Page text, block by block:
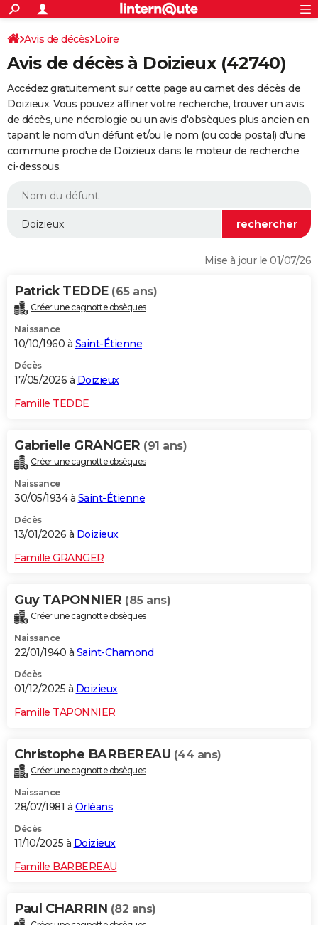
ACTUALITÉS
Politique
Société
Faits Divers
Education
Monde
Villes
+
SPORT
Coupe du monde 2026
Football
Tennis
Cyclisme
Rugby
Forum
Programme TV
TNT
Streaming
Cinéma
Sorties cinéma
Musique
+
FINANCE
Retraite
Epargne
Immobilier
Risques naturels par ville
Assurance
AUTO
Essais
Réserver un essai
Citadines
Berlines
SUV
Forum auto
+HIGH-TECH
BRICOLAGE
WEEK-END
Alimentation
Guide de la santé
Maladies
Médicaments
Sommeil
VOYAGE
Destinations
City break
Voyage nature
Voyage de noces
Forum
Climat
+PHOTO
GUIDES D'ACHAT
Carte de Noël
Carte Bonne année
Carte Saint-Valentin
Carte Pâques
Carte d'anniversaire
DICTIONNAIRE
Dictionnaire
Biographies
Citations
Expressions
Proverbes
PROGRAMME TV
S'inscrire
Se connecter
Lycées
Collèges
Primaires
Universités
Entreprises
Service militaire
Avis de recherche
AVIS DE DÉCÈS
FORUM
Avis de décès Loire
Avis de décès à Doizieux (42740)
Accédez gratuitement sur cette page au carnet des décès de
Doizieux. Vous pouvez affiner votre recherche, trouver un avis
de décès, une nécrologie ou un avis d'obsèques plus ancien en
tapant le nom d'un défunt et/ou le nom (ou code postal) d'une
commune proche de Doizieux dans le moteur de recherche
ci-dessous.
Mise à jour le 01/07/26
Patrick TEDDE (65 ans)
Créer une cagnotte obsèques
Naissance
10/10/1960 à Saint-Étienne
Décès
17/05/2026 à Doizieux
Famille TEDDE
Gabrielle GRANGER (91 ans)
Créer une cagnotte obsèques
Naissance
30/05/1934 à Saint-Étienne
Décès
13/01/2026 à Doizieux
Famille GRANGER
Guy TAPONNIER (85 ans)
Créer une cagnotte obsèques
Naissance
22/01/1940 à Saint-Chamond
Décès
01/12/2025 à Doizieux
Famille TAPONNIER
Christophe BARBEREAU (44 ans)
Créer une cagnotte obsèques
Naissance
28/07/1981 à Orléans
Décès
11/10/2025 à Doizieux
Famille BARBEREAU
Paul CHARRIN (82 ans)